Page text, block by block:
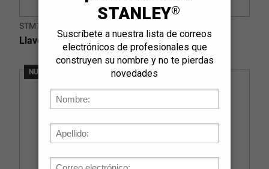
STMT77761-LA
Llave Corona VDE 24mm
NUEVO